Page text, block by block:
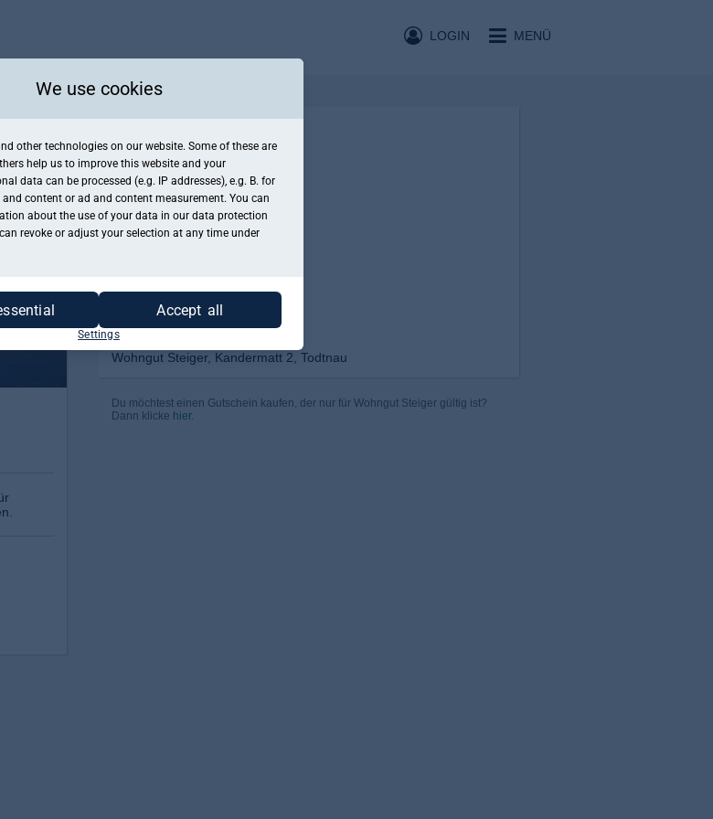
MENÜ
LOGIN
Wohngut Steiger, Kandermatt 2, Todtnau
Du möchtest einen Gutschein kaufen, der nur für Wohngut Steiger gültig ist?
Dann klicke hier.
We use cookies
other technologies on our website. Some of these are
help us to improve this website and your
data can be processed (e.g. IP addresses), e.g. B. for
content or ad and content measurement. You can
about the use of your data in our data protection
revoke or adjust your selection at any time under
Accept all
Settings